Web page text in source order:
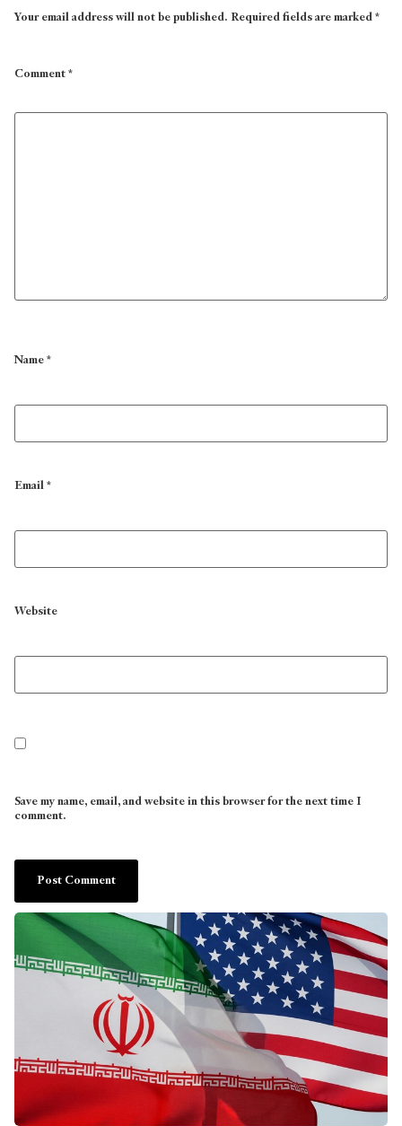
Your email address will not be published.Required fields are marked*
Comment*
Name*
Email*
Website
Save my name, email, and website in this browser for the next time I
comment.